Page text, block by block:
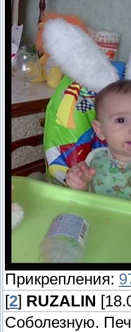
Прикрепления:
[2] RUZALIN
Соболезную.